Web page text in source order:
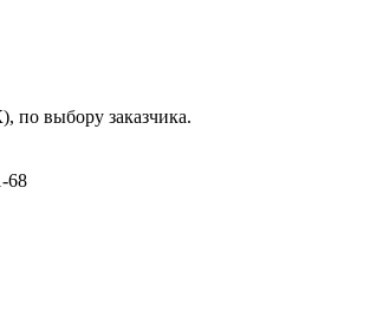
выбору заказчика.
68